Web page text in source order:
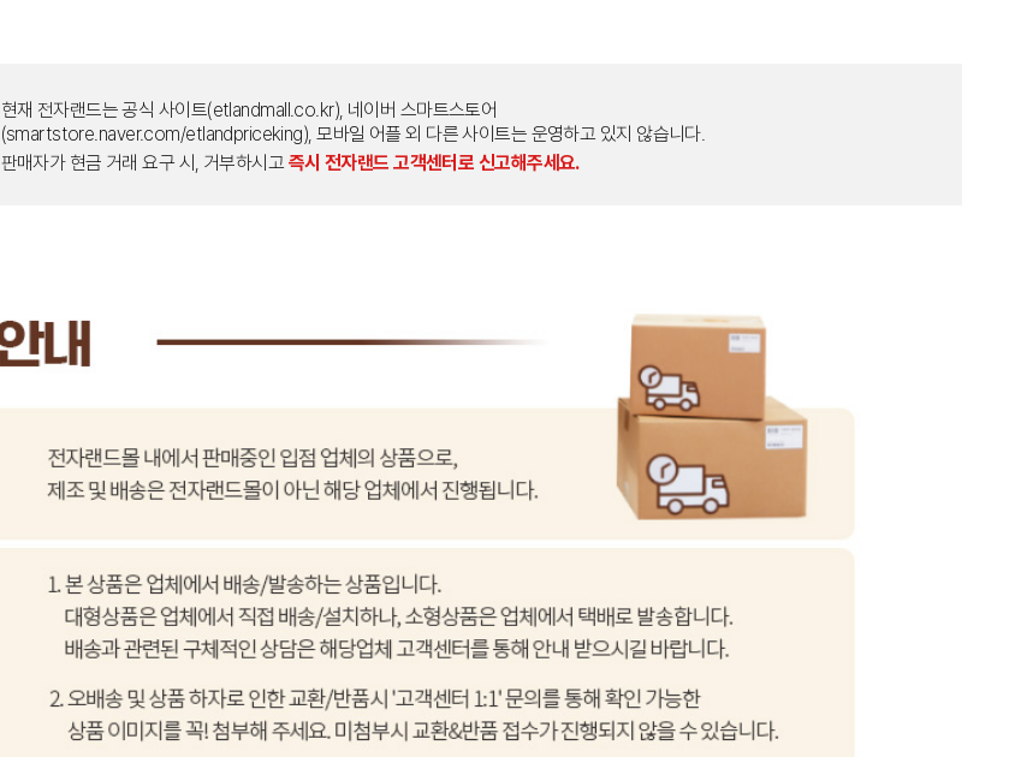
현재 전자랜드는 공식 사이트(etlandmall.co.kr), 네이버 스마트스토어
(smartstore.naver.com/etlandpriceking), 모바일 어플 외 다른 사이트는 운영하고 있지 않습니다.
판매자가 현금 거래 요구 시, 거부하시고 즉시 전자랜드 고객센터로 신고해주세요.